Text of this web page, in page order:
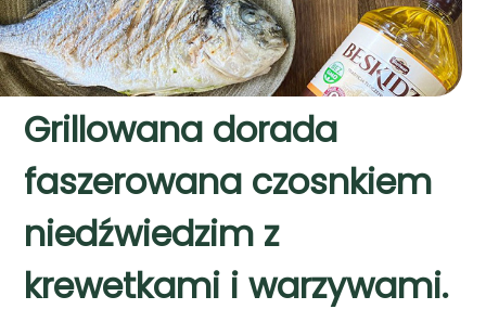
Grillowana dorada
faszerowana czosnkiem
niedźwiedzim z
krewetkami i warzywami.